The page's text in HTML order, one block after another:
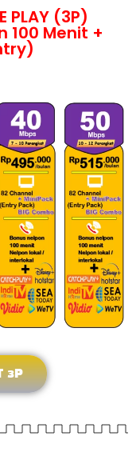
PLAY (3P)
100 Menit +
3P